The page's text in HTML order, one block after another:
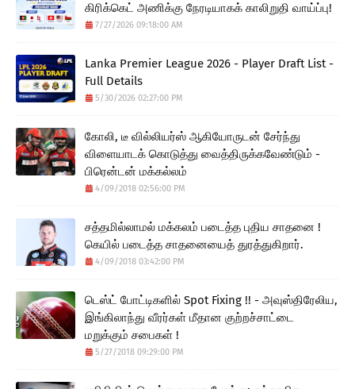
கிரிக்கெட் அணிக்கு நேரடியாகக் காலிறுதி வாய்ப்பு!
7/27/2026 09:18:00 AM
Lanka Premier League 2026 - Player Draft List -
Full Details
5/30/2026 02:27:00 PM
கோலி, டீ வில்லியர்ஸ் ஆகியோருடன் சேர்ந்து
விளையாடக் கொடுத்து வைத்திருக்கவேண்டும் -
பிரென்டன் மக்கல்லம்
4/09/2018 02:56:00 PM
சத்தமில்லாமல் மக்கலம் படைத்த புதிய சாதனை !
கெயில் படைத்த சாதனையைத் துரத்துகிறார்.
4/09/2018 03:42:00 PM
டெஸ்ட் போட்டிகளில் Spot Fixing !! - அவுஸ்திரேலிய,
இங்கிலாந்து வீரர்கள் மீதான குற்றச்சாட்டை
மறுக்கும் சபைகள் !
5/27/2018 09:29:00 PM